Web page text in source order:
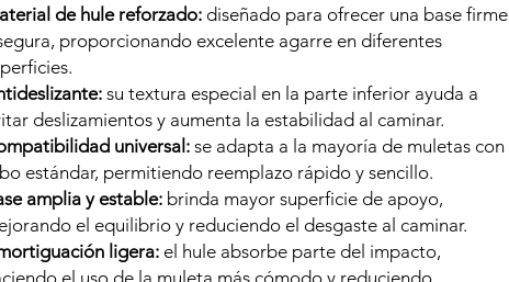
de hule reforzado: diseñado para ofrecer una base firme
proporcionando excelente agarre en diferentes
su textura especial en la parte inferior ayuda a
deslizamientos y aumenta la estabilidad al caminar.
universal: se adapta a la mayoría de muletas con
estándar, permitiendo reemplazo rápido y sencillo.
amplia y estable: brinda mayor superficie de apoyo,
el equilibrio y reduciendo el desgaste al caminar.
ligera: el hule absorbe parte del impacto,
el uso de la muleta más cómodo y reduciendo